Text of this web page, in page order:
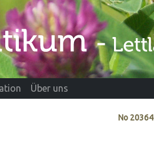
Über uns
No 20364